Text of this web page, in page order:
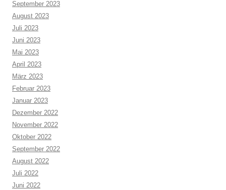
September 2023
August 2023
Juli 2023
Juni 2023
Mai 2023
April 2023
März 2023
Februar 2023
Januar 2023
Dezember 2022
November 2022
Oktober 2022
September 2022
August 2022
Juli 2022
Juni 2022